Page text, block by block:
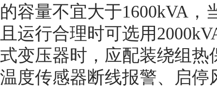
的容量不宜大于1600kVA
且运行合理时可选用
式变压器时，应配装绕组
温度传感器断线报警、启